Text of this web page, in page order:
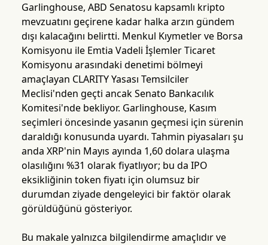
Garlinghouse, ABD Senatosu kapsamlı kripto
mevzuatını geçirene kadar halka arzın gündem
dışı kalacağını belirtti. Menkul Kıymetler ve Borsa
Komisyonu ile Emtia Vadeli İşlemler Ticaret
Komisyonu arasındaki denetimi bölmeyi
amaçlayan CLARITY Yasası Temsilciler
Meclisi'nden geçti ancak Senato Bankacılık
Komitesi'nde bekliyor. Garlinghouse, Kasım
seçimleri öncesinde yasanın geçmesi için sürenin
daraldığı konusunda uyardı. Tahmin piyasaları şu
anda XRP'nin Mayıs ayında 1,60 dolara ulaşma
olasılığını %31 olarak fiyatlıyor; bu da IPO
eksikliğinin token fiyatı için olumsuz bir
durumdan ziyade dengeleyici bir faktör olarak
görüldüğünü gösteriyor.
Bu makale yalnızca bilgilendirme amaçlıdır ve